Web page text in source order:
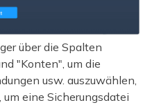
über die Spalten
"Konten", um die
usw. auszuwählen,
eine Sicherungsdatei